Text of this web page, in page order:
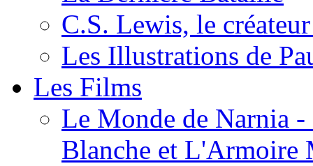
C.S. Lewis, le
Les Illustrations de
Les Films
Le Monde de Narnia
Blanche et L'Armoire